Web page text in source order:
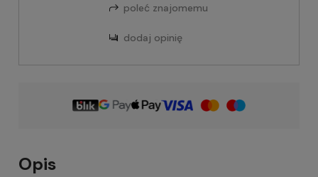
poleć znajomemu
dodaj opinię
Opis